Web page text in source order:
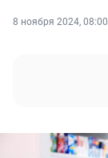
8 ноября 2024, 08:00